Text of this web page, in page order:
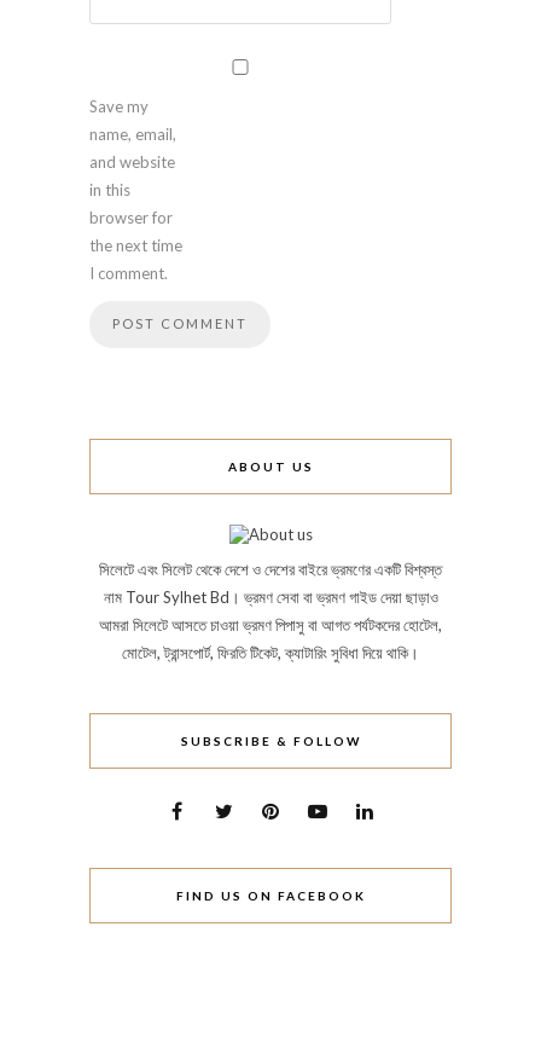
Save my
name, email,
and website
in this
browser for
the next time
I comment.
ABOUT US
সিলেটে এবং সিলেট থেকে দেশে ও দেশের বাইরে ভ্রমণের একটি বিশ্বস্ত
নাম Tour Sylhet Bd। ভ্রমণ সেবা বা ভ্রমণ গাইড দেয়া ছাড়াও
আমরা সিলেটে আসতে চাওয়া ভ্রমণ পিপাসু বা আগত পর্যটকদের হোটেল,
মোটেল, ট্রান্সপোর্ট, ফিরতি টিকেট, ক্যাটারিং সুবিধা দিয়ে থাকি।
SUBSCRIBE & FOLLOW
FIND US ON FACEBOOK